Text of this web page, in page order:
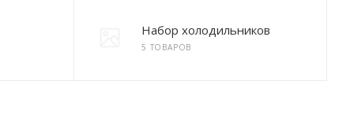
Набор холодильников
5 ТОВАРОВ